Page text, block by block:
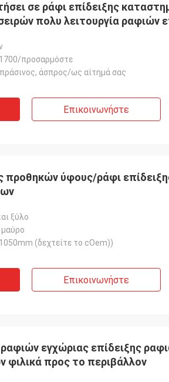
υψηλό - ποιότητα για την
επιφάνειας. Αισθάνομαι
σε ράφι επίδειξης
πολυ λειτουργία ραφιών
προσαρμόστε
πράσινος, άσπρος/ως αίτημά σας
Επικοινωνήστε
προθηκών ύφους/ράφι
ξύλο
μαύρο
(δεχτείτε το cOem))
Επικοινωνήστε
εγχώριας επίδειξης
προς το περιβάλλον